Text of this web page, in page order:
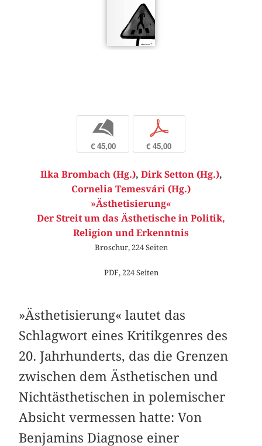
b
€ 45,00
p
€ 45,00
Ilka Brombach (Hg.), Dirk Setton (Hg.),
Cornelia Temesvári (Hg.)
»Ästhetisierung«
Der Streit um das Ästhetische in Politik,
Religion und Erkenntnis
Broschur, 224 Seiten
PDF, 224 Seiten
»Ästhetisierung« lautet das
Schlagwort eines K­ritikgenres des
20. Jahrhunderts, das die Grenzen
zwischen dem Ästhetischen und
Nichtästhetischen in polemischer
Absicht vermessen hatte: Von
Benjamins Diagnose einer